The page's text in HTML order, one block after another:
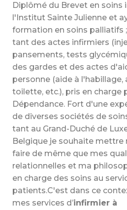
Diplômé du Brevet en soins
l'Institut Sainte Julienne et
formation en soins palliatifs
tant des actes infirmiers
pansements, tests
des gardes et des actes
personne (aide à l'habillage,
toilette, etc.), pris en charge
Dépendance. Fort d'une
de diverses sociétés de
tant au Grand-Duché de
Belgique je souhaite mettre
faire de même que mes
relationnelles et ma
en charge des soins au
patients.C'est dans ce
mes services d’infirmier à